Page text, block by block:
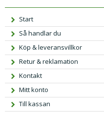
Start
Så handlar du
Köp & leveransvillkor
Retur & reklamation
Kontakt
Mitt konto
Till kassan